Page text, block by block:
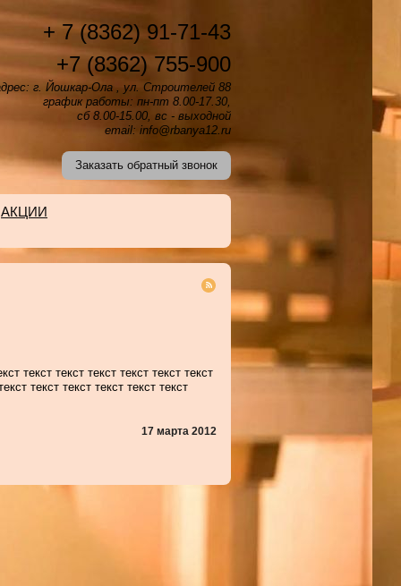
+ 7 (8362) 91-71-43
+7 (8362) 755-900
г. Йошкар-Ола , ул. Строителей 88
график работы: пн-пт 8.00-17.30,
сб 8.00-15.00, вс - выходной
email: info@rbanya12.ru
Заказать обратный звонок
АКЦИИ
текст текст текст текст текст текст
текст текст текст текст текст
17 марта 2012